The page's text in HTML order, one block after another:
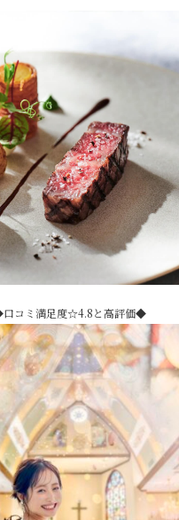
コミ満足度☆4.8と高評価◆